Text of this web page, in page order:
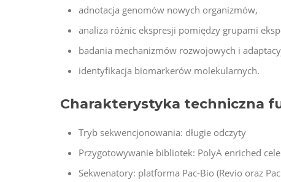
adnotacja genomów nowych organizmów,
analiza różnic ekspresji pomiędzy grupami
badania mechanizmów rozwojowych i
identyfikacja biomarkerów molekularnych.
Charakterystyka techniczna
Tryb sekwencjonowania: długie odczyty
Przygotowywanie bibliotek: PolyA enriched
Sekwenatory: platforma Pac-Bio (Revio oraz